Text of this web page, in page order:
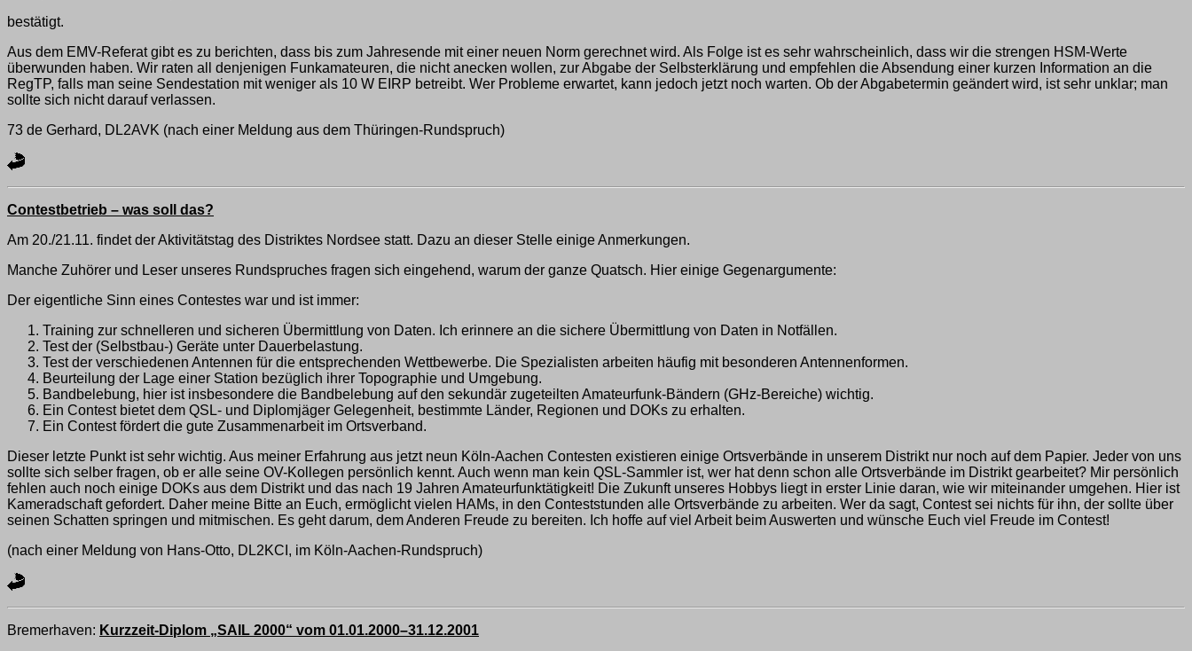
bestätigt.
Aus dem EMV-Referat gibt es zu berichten, dass bis zum Jahresende mit einer neuen Norm gerechnet wird. Als Folge ist es sehr wahrscheinlich, dass wir die strengen HSM-Werte
überwunden haben. Wir raten all denjenigen Funkamateuren, die nicht anecken wollen, zur Abgabe der Selbsterklärung und empfehlen die Absendung einer kurzen Information an die
RegTP, falls man seine Sendestation mit weniger als 10 W EIRP betreibt. Wer Probleme erwartet, kann jedoch jetzt noch warten. Ob der Abgabetermin geändert wird, ist sehr unklar; man
sollte sich nicht darauf verlassen.
73 de Gerhard, DL2AVK (nach einer Meldung aus dem Thüringen-Rundspruch)
Contestbetrieb – was soll das?
Am 20./21.11. findet der Aktivitätstag des Distriktes Nordsee statt. Dazu an dieser Stelle einige Anmerkungen.
Manche Zuhörer und Leser unseres Rundspruches fragen sich eingehend, warum der ganze Quatsch. Hier einige Gegenargumente:
Der eigentliche Sinn eines Contestes war und ist immer:
Training zur schnelleren und sicheren Übermittlung von Daten. Ich erinnere an die sichere Übermittlung von Daten in Notfällen.
Test der (Selbstbau-) Geräte unter Dauerbelastung.
Test der verschiedenen Antennen für die entsprechenden Wettbewerbe. Die Spezialisten arbeiten häufig mit besonderen Antennenformen.
Beurteilung der Lage einer Station bezüglich ihrer Topographie und Umgebung.
Bandbelebung, hier ist insbesondere die Bandbelebung auf den sekundär zugeteilten Amateurfunk-Bändern (GHz-Bereiche) wichtig.
Ein Contest bietet dem QSL- und Diplomjäger Gelegenheit, bestimmte Länder, Regionen und DOKs zu erhalten.
Ein Contest fördert die gute Zusammenarbeit im Ortsverband.
Dieser letzte Punkt ist sehr wichtig. Aus meiner Erfahrung aus jetzt neun Köln-Aachen Contesten existieren einige Ortsverbände in unserem Distrikt nur noch auf dem Papier. Jeder von uns
sollte sich selber fragen, ob er alle seine OV-Kollegen persönlich kennt. Auch wenn man kein QSL-Sammler ist, wer hat denn schon alle Ortsverbände im Distrikt gearbeitet? Mir persönlich
fehlen auch noch einige DOKs aus dem Distrikt und das nach 19 Jahren Amateurfunktätigkeit! Die Zukunft unseres Hobbys liegt in erster Linie daran, wie wir miteinander umgehen. Hier ist
Kameradschaft gefordert. Daher meine Bitte an Euch, ermöglicht vielen HAMs, in den Conteststunden alle Ortsverbände zu arbeiten. Wer da sagt, Contest sei nichts für ihn, der sollte über
seinen Schatten springen und mitmischen. Es geht darum, dem Anderen Freude zu bereiten. Ich hoffe auf viel Arbeit beim Auswerten und wünsche Euch viel Freude im Contest!
(nach einer Meldung von Hans-Otto, DL2KCI, im Köln-Aachen-Rundspruch)
Bremerhaven: Kurzzeit-Diplom „SAIL 2000“ vom 01.01.2000–31.12.2001